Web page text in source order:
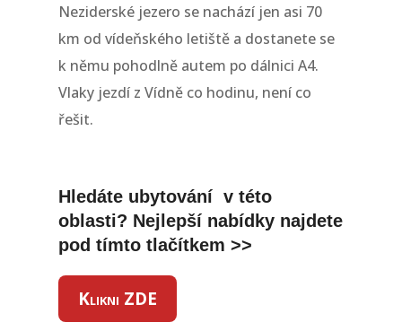
Neziderské jezero se nachází jen asi 70
km od vídeňského letiště a dostanete se
k němu pohodlně autem po dálnici A4.
Vlaky jezdí z Vídně co hodinu, není co
řešit.
Hledáte ubytování v této
oblasti? Nejlepší nabídky najdete
pod tímto tlačítkem >>
Klikni ZDE